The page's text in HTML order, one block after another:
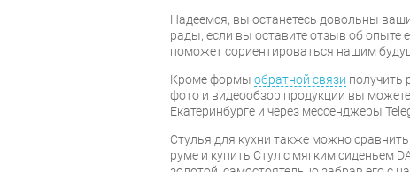
Надеемся, вы останетесь довольны
рады, если вы оставите отзыв об опыте
поможет сориентироваться нашим
Кроме формы обратной связи получить
фото и видеообзор продукции вы
Екатеринбурге и через мессенджеры
Стулья для кухни также можно
руме и купить Стул с мягким сиденьем